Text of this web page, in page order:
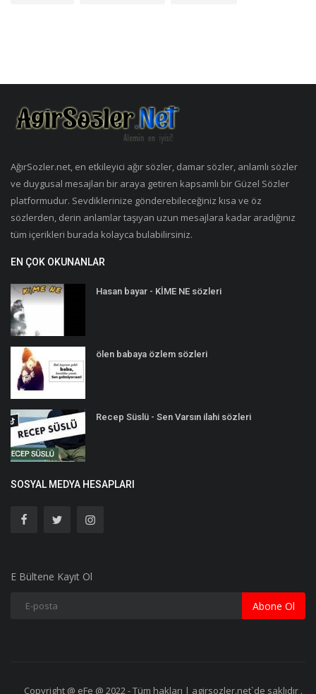
AğırSozler.net, en etkileyici ağır sözler, damar sözler, anlamlı sözler
ve duygusal mesajları bir araya getiren kapsamlı bir Güzel Sözler
platformudur. Sevdiklerinize gönderebileceğiniz kısa ve öz
sözlerden, derin anlamlar taşıyan uzun mesajlara kadar aradığınız
tüm içerikleri burada kolayca bulabilirsiniz.
EN ÇOK OKUNANLAR
Hasan bayar - KİME NE sözleri
ölen babaya özlem sözleri
Recep Süslü - Sen Varsın ilahi sözleri
SOSYAL MEDYA HESAPLARI
E Bültene Kayıt Ol
Abone Ol
Copyright @ eFe @ 2022 - Tüm hakları | agirsozler.net`de saklıdır .